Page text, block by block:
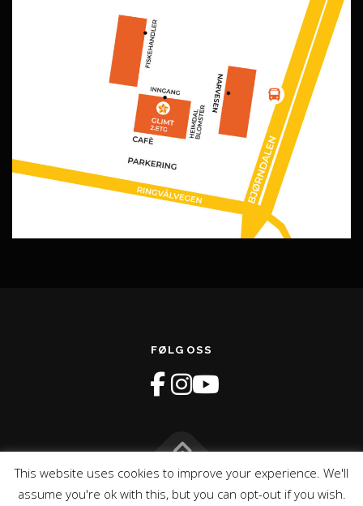
FØLG OSS
Opphavsrett © 2026 GLIMT Recoverysenter– OnePress tema
This website uses cookies to improve your experience. We'll
assume you're ok with this, but you can opt-out if you wish.